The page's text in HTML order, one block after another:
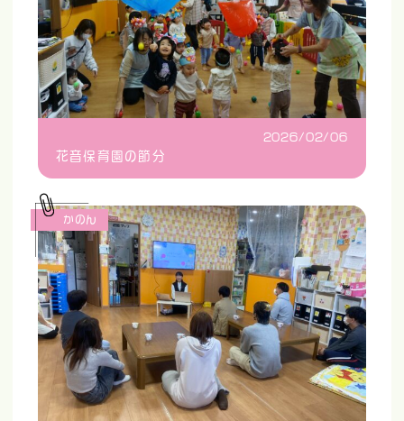
2026/02/06
花音保育園の節分
かのん